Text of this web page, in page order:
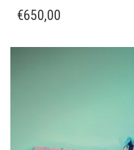
€650,00